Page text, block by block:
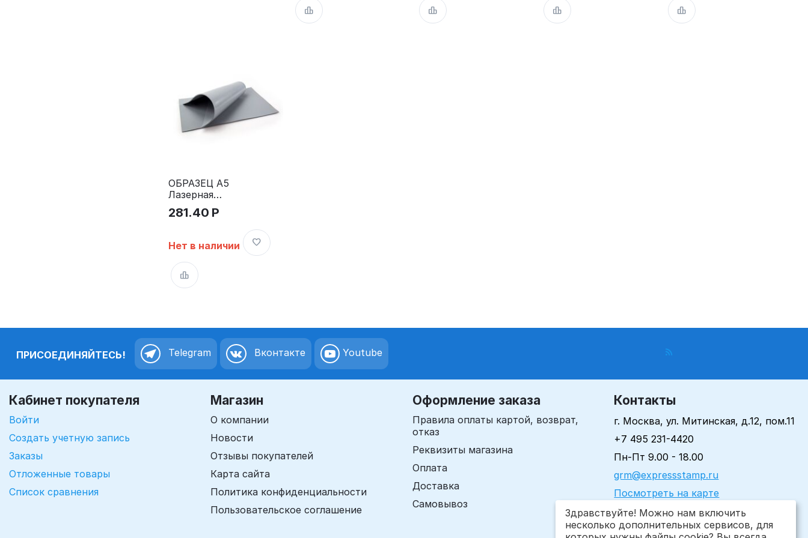
ОБРАЗЕЦ А5
Лазерная
резина Laser
Rubber
Sirdash
281.40 Р
Нет в наличии
ПРИСОЕДИНЯЙТЕСЬ! Telegram Вконтакте Youtube
Кабинет покупателя
Войти
Создать учетную запись
Заказы
Отложенные товары
Список сравнения
Магазин
О компании
Новости
Отзывы покупателей
Карта сайта
Политика конфиденциальности
Пользовательское соглашение
Оформление заказа
Правила оплаты картой, возврат,
отказ
Реквизиты магазина
Оплата
Доставка
Самовывоз
Контакты
г. Москва, ул. Митинская, д.12, пом.11
+7 495 231-4420
Пн-Пт 9.00 - 18.00
grm@expressstamp.ru
Посмотреть на карте
Здравствуйте! Можно нам включить
несколько дополнительных сервисов, для